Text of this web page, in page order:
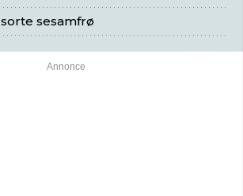
sorte sesamfrø